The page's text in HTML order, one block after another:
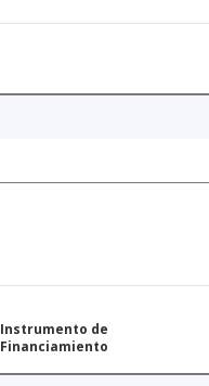
Instrumento de
Financiamiento